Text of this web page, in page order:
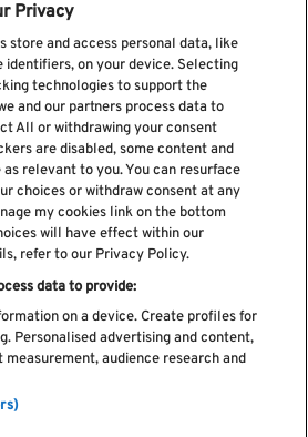
nossa newsletter
Política de privacidade
de Reclamações
de Elogios
de cookies
Privacy
store and access personal data, like
identifiers, on your device. Selecting
technologies to support the
and our partners process data to
All or withdrawing your consent
are disabled, some content and
as relevant to you. You can resurface
choices or withdraw consent at any
my cookies link on the bottom
will have effect within our
refer to our Privacy Policy.
data to provide:
on a device. Create profiles for
Personalised advertising and content,
audience research and